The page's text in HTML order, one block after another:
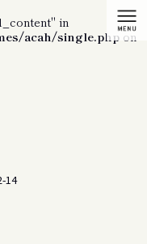
in
acah/single.phpon
14